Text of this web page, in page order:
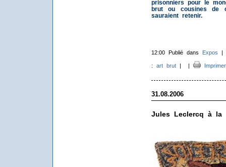
prisonniers pour le
brut ou cousines de
sauraient retenir.
12:00 Publié dans Expos |
: art brut| | Imprimer
31.08.2006
Jules Leclercq à la